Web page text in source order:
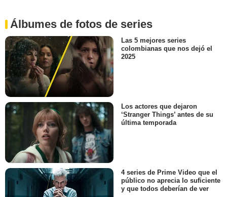
Álbumes de fotos de series
Las 5 mejores series
colombianas que nos dejó el
2025
Los actores que dejaron
‘Stranger Things’ antes de su
última temporada
4 series de Prime Video que el
público no aprecia lo suficiente
y que todos deberían de ver